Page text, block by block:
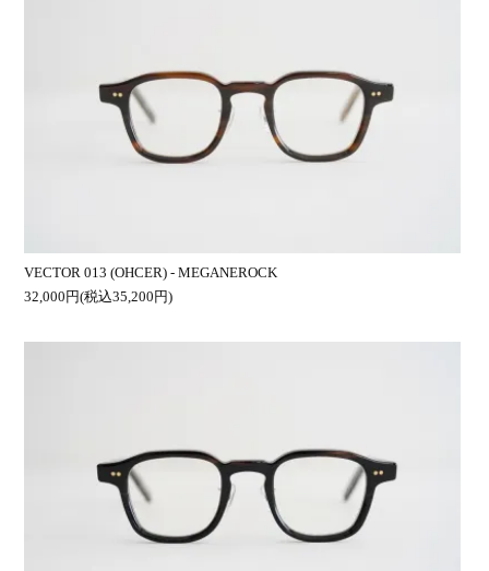
VECTOR 013 (OHCER) - MEGANEROCK
32,000円(税込35,200円)